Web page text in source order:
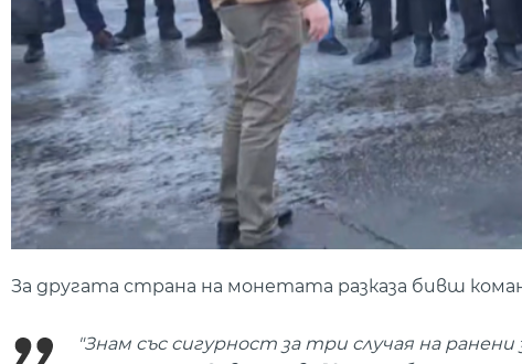
За другата страна на монетата разказа бивш
"Знам със сигурност за три случая на